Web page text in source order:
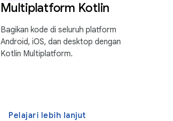
Multiplatform Kotlin
Bagikan kode di seluruh platform
Android, iOS, dan desktop dengan
Kotlin Multiplatform.
Pelajari lebih lanjut